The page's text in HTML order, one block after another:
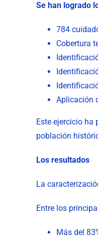
Se han logrado
784
Cobertura
Aplicación
Este ejercicio
población
Los resultados
La
Entre los
Más del